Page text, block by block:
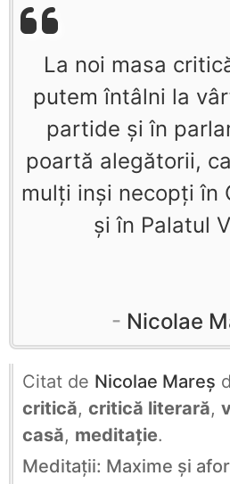
La noi masa
putem întâlni la
partide și în
poartă alegătorii,
mulți inși necopți în
și în Palatul
Nicolae
Citat de Nicolae Mareș
critică, critică literară,
casă, meditație.
Meditații: Maxime și